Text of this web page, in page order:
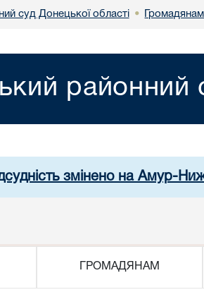
суд Донецької області • Громадянам
районний
змінено на Амур-
ГРОМАДЯНАМ